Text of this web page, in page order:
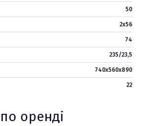
50
2x56
74
235/23,5
740х560х890
22
оренді